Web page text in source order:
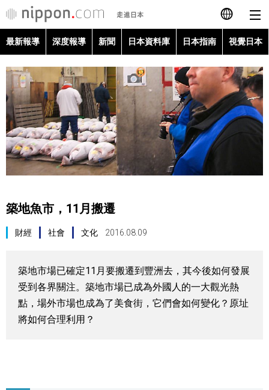
日本語
English
简体字
Français
Español
最新報導
深度報導
日本資料庫
視覺日本
臺灣香港
最新報導 深度報導 新聞 日本資料庫 日本指南 視覺日本
築地魚市，11月搬遷
財經 社會 文化 2016.08.09
築地市場已確定11月要搬遷到豐洲去，其今後如何發展
受到各界關注。築地市場已成為外國人的一大觀光熱
點，場外市場也成為了美食街，它們會如何變化？原址
將如何合理利用？